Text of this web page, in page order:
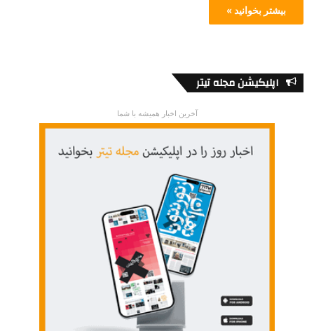
بیشتر بخوانید »
اپلیکیشن مجله تیتر
آخرین اخبار همیشه با شما